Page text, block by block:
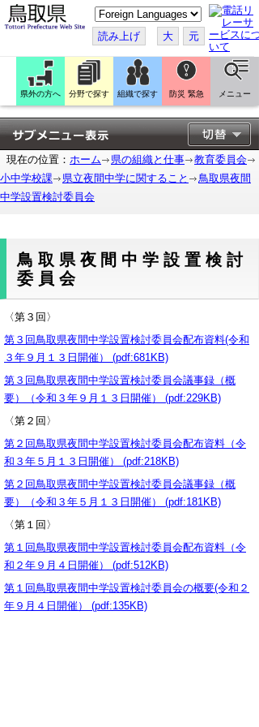
こ
の
ペ
ー
ジ
翻
訳
す
る
読み上げ 大 元
県外の方へ 分野で探す 組織で探す 防災 緊急 メニュー
現在の位置： ホーム 県の組織と仕事
教育委員会
小中学校課
県立夜間中学に関すること
鳥取県夜間
中学設置検討委員会
鳥取県夜間中学設置検討
委員会
〈第３回〉
第３回鳥取県夜間中学設置検討委員会配布資料(令和
３年９月１３日開催） (pdf:681KB)
第３回鳥取県夜間中学設置検討委員会議事録（概
要）（令和３年９月１３日開催） (pdf:229KB)
〈第２回〉
第２回鳥取県夜間中学設置検討委員会配布資料（令
和３年５月１３日開催） (pdf:218KB)
第２回鳥取県夜間中学設置検討委員会議事録（概
要）（令和３年５月１３日開催） (pdf:181KB)
〈第１回〉
第１回鳥取県夜間中学設置検討委員会配布資料（令
和２年９月４日開催） (pdf:512KB)
第１回鳥取県夜間中学設置検討委員会の概要(令和２
年９月４日開催） (pdf:135KB)